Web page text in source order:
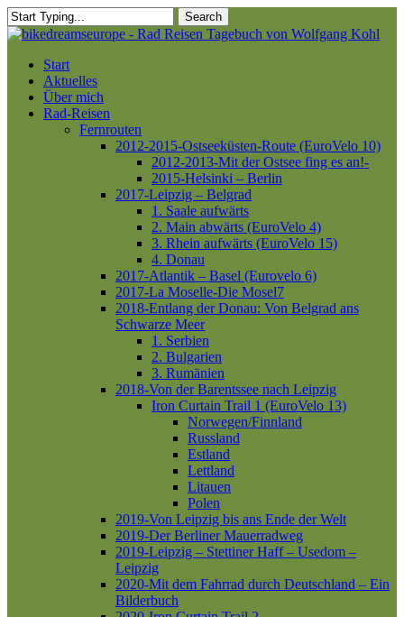
Skip
to
content
Search
Close
Menu
Start
Aktuelles
Über mich
Rad-Reisen
Fernrouten
2012-2015-Ostseeküsten-Route (EuroVelo 10)
2012-2013-Mit der Ostsee fing es an!-
2015-Helsinki – Berlin
2017-Leipzig – Belgrad
1. Saale aufwärts
2. Main abwärts (EuroVelo 4)
3. Rhein aufwärts (EuroVelo 15)
4. Donau
2017-Atlantik – Basel (Eurovelo 6)
2017-La Moselle-Die Mosel7
2018-Entlang der Donau: Von Belgrad ans
Schwarze Meer
1. Serbien
2. Bulgarien
3. Rumänien
2018-Von der Barentssee nach Leipzig
Iron Curtain Trail 1 (EuroVelo 13)
Norwegen/Finnland
Russland
Estland
Lettland
Litauen
Polen
2019-Von Leipzig bis ans Ende der Welt
2019-Der Berliner Mauerradweg
2019-Leipzig – Stettiner Haff – Usedom –
Leipzig
2020-Mit dem Fahrrad durch Deutschland – Ein
Bilderbuch